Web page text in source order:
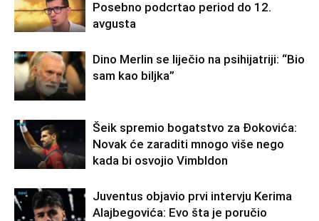
Posebno podcrtao period do 12.
avgusta
Dino Merlin se liječio na psihijatriji: “Bio
sam kao biljka”
Šeik spremio bogatstvo za Đokovića:
Novak će zaraditi mnogo više nego
kada bi osvojio Vimbldon
Juventus objavio prvi intervju Kerima
Alajbegovića: Evo šta je poručio